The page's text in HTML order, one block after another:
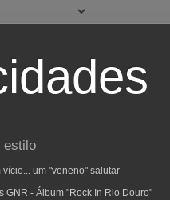
estilo
um "veneno" salutar
GNR - Álbum "Rock In Rio Douro"